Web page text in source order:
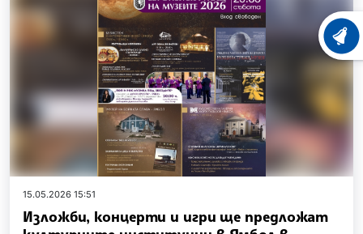
15.05.2026 15:51
Изложби, концерти и игри ще предложат